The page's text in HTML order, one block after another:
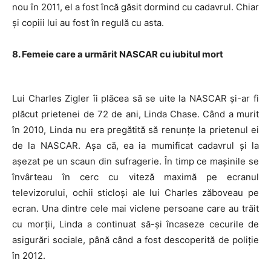
nou în 2011, el a fost încă găsit dormind cu cadavrul. Chiar
și copiii lui au fost în regulă cu asta.
8. Femeie care a urmărit NASCAR cu iubitul mort
Lui Charles Zigler îi plăcea să se uite la NASCAR și-ar fi
plăcut prietenei de 72 de ani, Linda Chase. Când a murit
în 2010, Linda nu era pregătită să renunțe la prietenul ei
de la NASCAR. Așa că, ea ia mumificat cadavrul și la
așezat pe un scaun din sufragerie. În timp ce mașinile se
învârteau în cerc cu viteză maximă pe ecranul
televizorului, ochii sticloși ale lui Charles zăboveau pe
ecran. Una dintre cele mai viclene persoane care au trăit
cu morții, Linda a continuat să-și încaseze cecurile de
asigurări sociale, până când a fost descoperită de poliție
în 2012.